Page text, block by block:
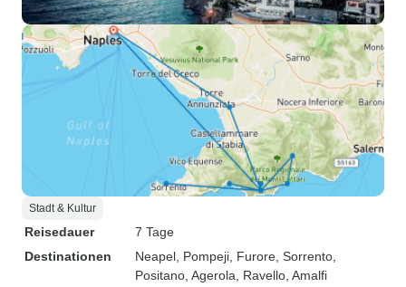
Stadt & Kultur
Reisedauer
7 Tage
Destinationen
Neapel , Pompeji , Furore , Sorrento
Positano , Agerola , Ravello , Amalfi